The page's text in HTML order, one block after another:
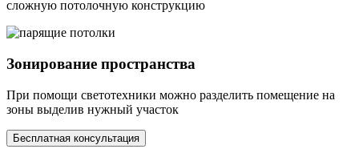
сложную потолочную конструкцию
Зонирование пространства
При помощи светотехники можно разделить помещение на
зоны выделив нужный участок
Бесплатная консультация